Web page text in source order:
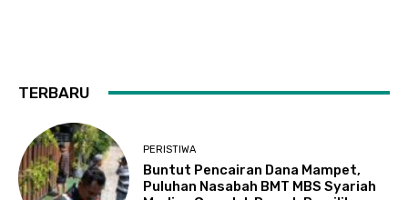
TERBARU
PERISTIWA
Buntut Pencairan Dana Mampet,
Puluhan Nasabah BMT MBS Syariah